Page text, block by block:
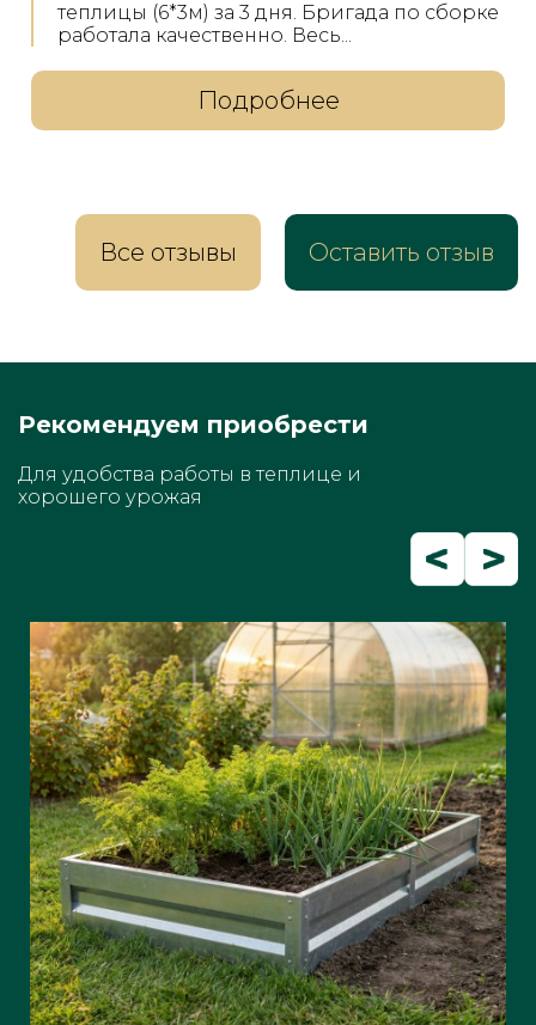
Хочу выразить благодарность менеджеру
Екатерине за грамотную...
Подробнее
Все отзывы Оставить отзыв
Рекомендуем приобрести
Для удобства работы в теплице и
хорошего урожая